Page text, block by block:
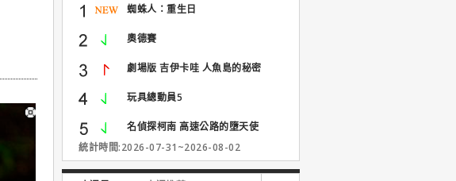
蜘蛛人：重生日
奧德賽
劇場版 吉伊卡哇 人魚島的秘密
玩具總動員5
名偵探柯南 高速公路的墮天使
統計時間:2026-07-31~2026-08-02